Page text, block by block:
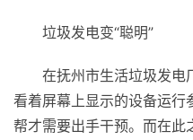
垃圾发电变“聪明”
在抚州市生活垃圾发电
看着屏幕上显示的设备运行
帮才需要出手干预。而在此